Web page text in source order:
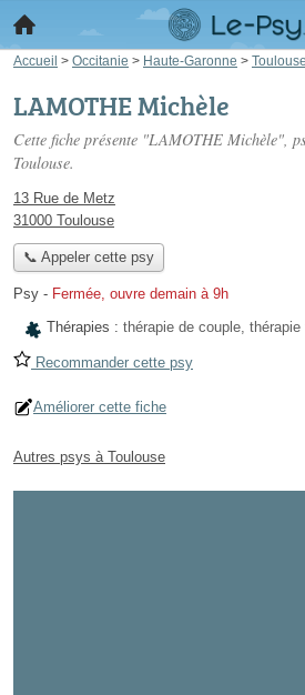
Accueil > Occitanie > Haute-Garonne > Toulouse
LAMOTHE Michèle
Cette fiche présente "LAMOTHE Michèle",
Toulouse.
13 Rue de Metz
31000 Toulouse
📞 Appeler cette psy
Psy - Fermée, ouvre demain à 9h
Thérapies : thérapie de couple,
Recommander cette psy
Améliorer cette fiche
Autres psys à Toulouse